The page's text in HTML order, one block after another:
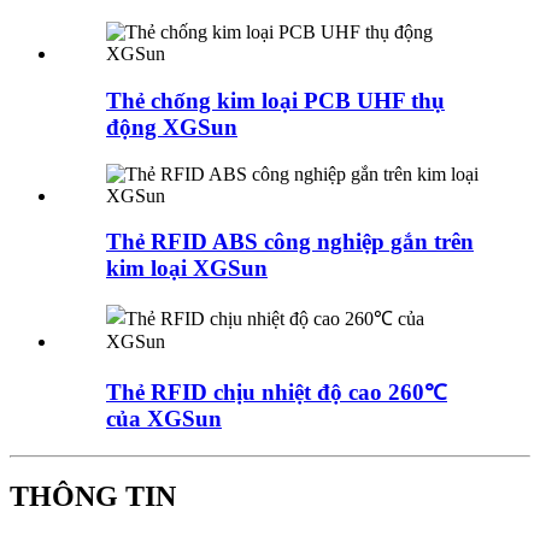
Thẻ chống kim loại PCB UHF thụ
động XGSun
Thẻ RFID ABS công nghiệp gắn trên
kim loại XGSun
Thẻ RFID chịu nhiệt độ cao 260℃
của XGSun
THÔNG TIN